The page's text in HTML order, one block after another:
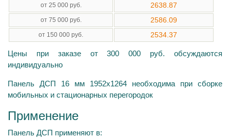
от 25 000 руб. 2638.87
от 75 000 руб. 2586.09
от 150 000 руб. 2534.37
Цены при заказе от 300 000 руб. обсуждаются
индивидуально
Панель ДСП 16 мм 1952х1264 необходима при сборке
мобильных и стационарных перегородок
Применение
Панель ДСП применяют в: